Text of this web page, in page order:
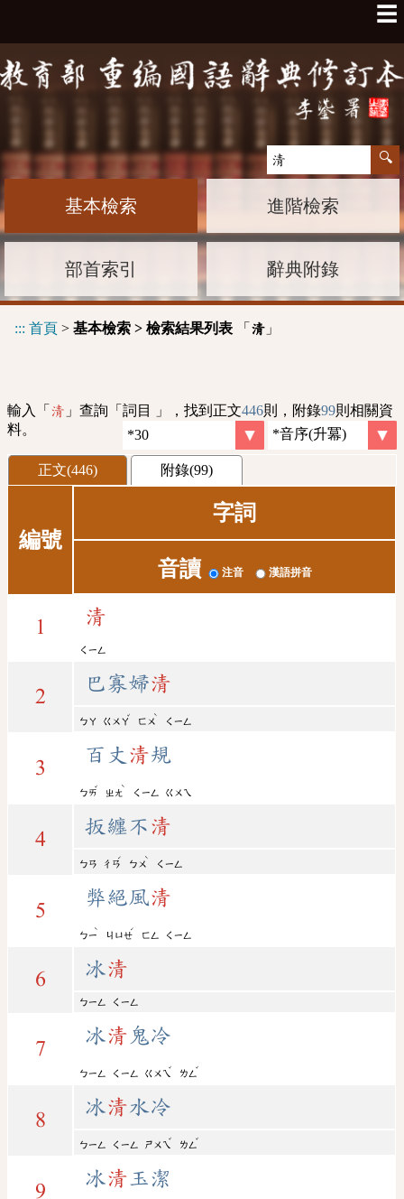
☰
基本檢索 進階檢索
部首索引 辭典附錄
::: 首頁 > 基本檢索 > 檢索結果列表 「 清 」
輸入「 清 」查詢「詞目 」，找到正文446則，附錄99則相關資
料。
正文(446) 附錄(99)
編號
字詞
音讀 注音 漢語拼音
1 清
ㄑㄧㄥ
2
巴寡婦清
ㄅㄚ ㄍㄨㄚ
ˇ
ㄈㄨ
ˋ
ㄑㄧㄥ
3
百丈 清規
ㄅㄞ
ˇ
ㄓㄤ
ˋ
ㄑㄧㄥ ㄍㄨㄟ
4
扳纏不 清
ㄅㄢ ㄔㄢ
ˊ
ㄅㄨ
ˋ
ㄑㄧㄥ
5
弊絕風清
ㄅㄧ
ˋ
ㄐㄩㄝ
ˊ
ㄈㄥ ㄑㄧㄥ
6 冰清
ㄅㄧㄥ ㄑㄧㄥ
7
冰清 鬼冷
ㄅㄧㄥ ㄑㄧㄥ ㄍㄨㄟ
ˇ
ㄌㄥ
ˇ
8
冰清水冷
ㄅㄧㄥ ㄑㄧㄥ ㄕㄨㄟ
ˇ
ㄌㄥ
ˇ
9
冰清玉潔